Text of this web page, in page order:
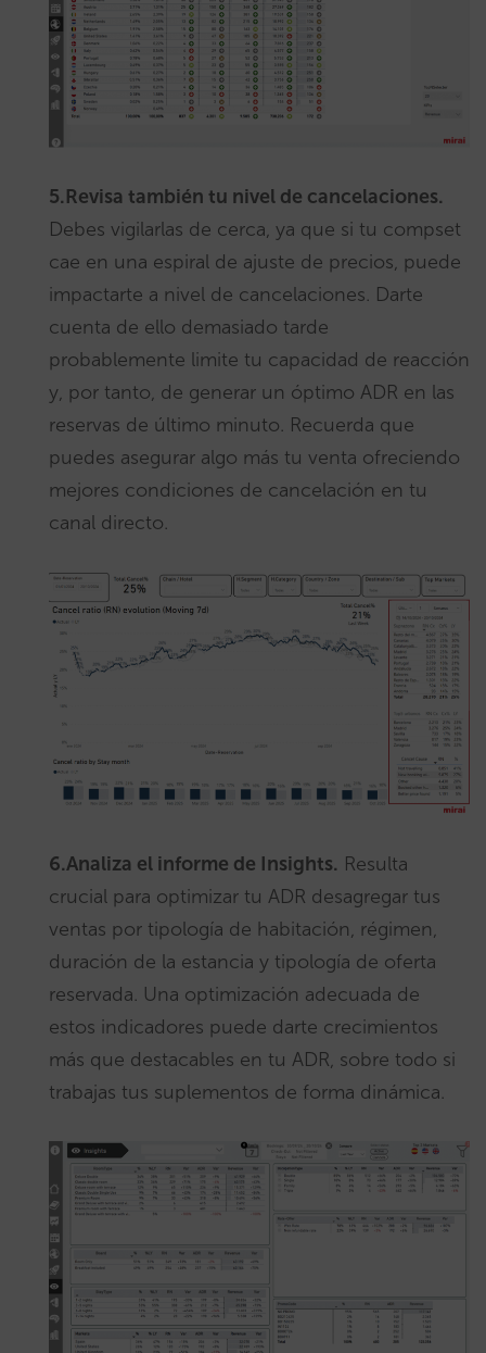
5.Revisa también tu nivel de cancelaciones.
Debes vigilarlas de cerca, ya que si tu compset
cae en una espiral de ajuste de precios, puede
impactarte a nivel de cancelaciones. Darte
cuenta de ello demasiado tarde
probablemente limite tu capacidad de reacción
y, por tanto, de generar un óptimo ADR en las
reservas de último minuto. Recuerda que
puedes asegurar algo más tu venta ofreciendo
mejores condiciones de cancelación en tu
canal directo.
6.Analiza el informe de Insights. Resulta
crucial para optimizar tu ADR desagregar tus
ventas por tipología de habitación, régimen,
duración de la estancia y tipología de oferta
reservada. Una optimización adecuada de
estos indicadores puede darte crecimientos
más que destacables en tu ADR, sobre todo si
trabajas tus suplementos de forma dinámica.